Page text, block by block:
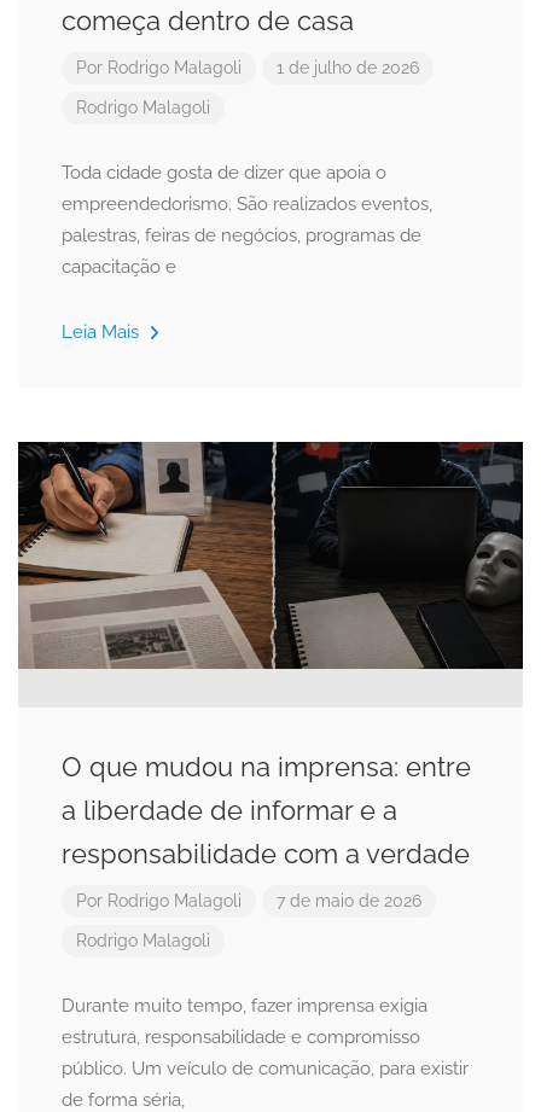
começa dentro de casa
Por Rodrigo Malagoli 1 de julho de 2026
Rodrigo Malagoli
Toda cidade gosta de dizer que apoia o
empreendedorismo. São realizados eventos,
palestras, feiras de negócios, programas de
capacitação e
Leia Mais
O que mudou na imprensa: entre
a liberdade de informar e a
responsabilidade com a verdade
Por Rodrigo Malagoli 7 de maio de 2026
Rodrigo Malagoli
Durante muito tempo, fazer imprensa exigia
estrutura, responsabilidade e compromisso
público. Um veículo de comunicação, para existir
de forma séria,